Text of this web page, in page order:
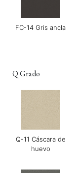
FC-14 Gris ancla
Q Grado
Q-11 Cáscara de
huevo